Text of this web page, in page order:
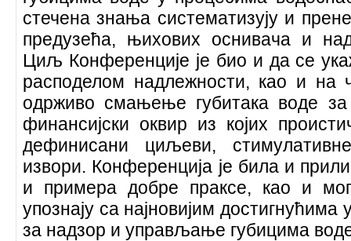
стечена знања систематизују и
предузећа, њихових оснивача и
Циљ Конференције је био и да се
расподелом надлежности, као и
одрживо смањење губитака воде
финансијски оквир из којих
дефинисани циљеви,
извори. Конференција је била и
и примера добре праксе, као и
упознају са најновијим
за надзор и управљање губицима